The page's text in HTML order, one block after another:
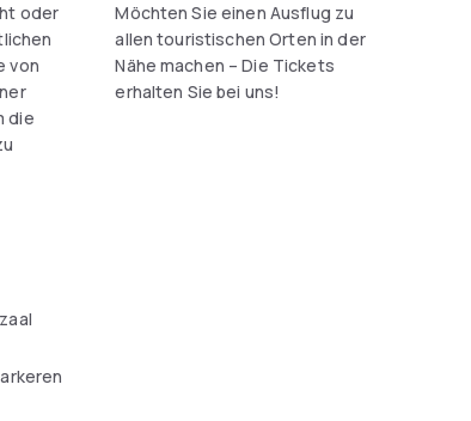
5 Minuten zu Fuß entfernt. Von dort aus
zum Olympiastadion.
Shoppeninteressiert sind, sehr beliebt.
oder
von
die
Möchten Sie einen Ausflug zu
allen touristischen Orten in der
Nähe machen – Die Tickets
erhalten Sie bei uns!